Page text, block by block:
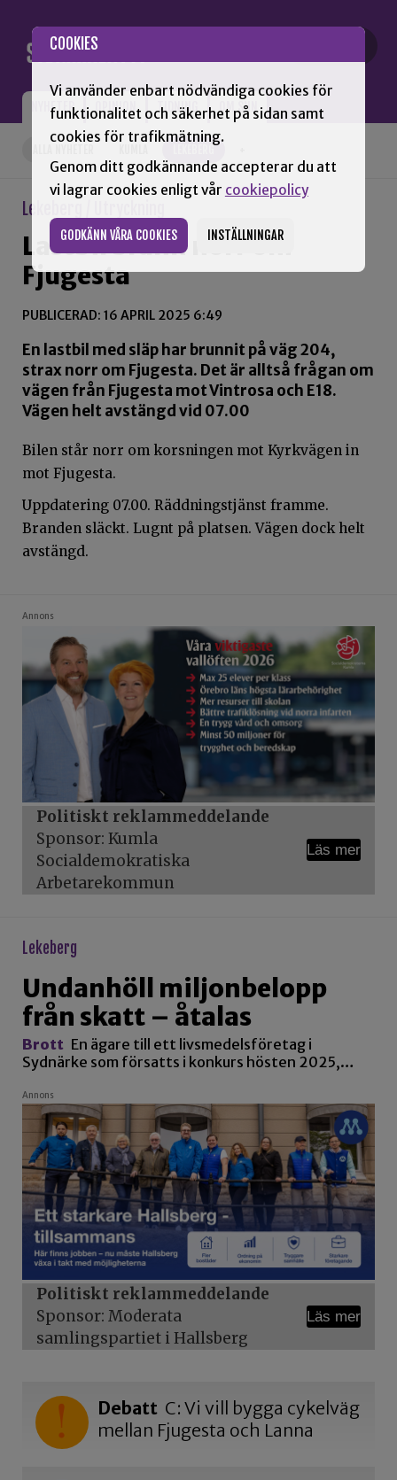
COOKIES
Vi använder enbart nödvändiga cookies för
funktionalitet och säkerhet på sidan samt
cookies för trafikmätning.
Genom ditt godkännande accepterar du att
vi lagrar cookies enligt vår cookiepolicy
GODKÄNN VÅRA COOKIES INSTÄLLNINGAR
NYHETER OPINION TIDNING OM SNN
LEKEBERG
Lekeberg / Utryckning
Lastbil brann norr om
Fjugesta
PUBLICERAD: 16 APRIL 2025 6:49
En lastbil med släp har brunnit på väg 204,
strax norr om Fjugesta. Det är alltså frågan om
vägen från Fjugesta mot Vintrosa och E18.
Vägen helt avstängd vid 07.00
Bilen står norr om korsningen mot Kyrkvägen in
mot Fjugesta.
Uppdatering 07.00. Räddningstjänst framme.
Branden släckt. Lugnt på platsen. Vägen dock helt
avstängd.
Annons
Politiskt reklammeddelande
Sponsor: Kumla
Socialdemokratiska
Arbetarekommun
Läs mer
lekeberg
Undanhöll miljonbelopp
från skatt – åtalas
Brott En ägare till ett livsmedelsföretag i
Sydnärke som försatts i konkurs hösten 2025,…
Annons
Politiskt reklammeddelande
Sponsor: Moderata
samlingspartiet i Hallsberg
Läs mer
Debatt C: Vi vill bygga cykelväg
mellan Fjugesta och Lanna